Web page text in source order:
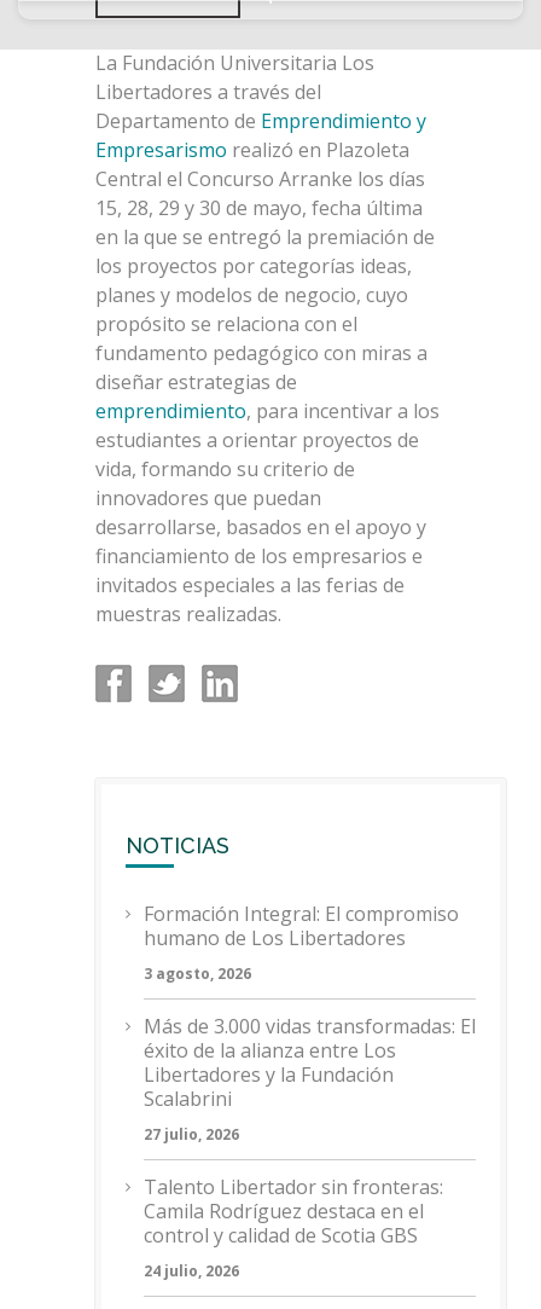
La Fundación Universitaria Los
Libertadores a través del
Departamento de Emprendimiento y
Empresarismo realizó en Plazoleta
Central el Concurso Arranke los días
15, 28, 29 y 30 de mayo, fecha última
en la que se entregó la premiación de
los proyectos por categorías ideas,
planes y modelos de negocio, cuyo
propósito se relaciona con el
fundamento pedagógico con miras a
diseñar estrategias de
emprendimiento, para incentivar a los
estudiantes a orientar proyectos de
vida, formando su criterio de
innovadores que puedan
desarrollarse, basados en el apoyo y
financiamiento de los empresarios e
invitados especiales a las ferias de
muestras realizadas.
NOTICIAS
Formación Integral: El compromiso
humano de Los Libertadores
3 agosto, 2026
Más de 3.000 vidas transformadas: El
éxito de la alianza entre Los
Libertadores y la Fundación
Scalabrini
27 julio, 2026
Talento Libertador sin fronteras:
Camila Rodríguez destaca en el
control y calidad de Scotia GBS
24 julio, 2026